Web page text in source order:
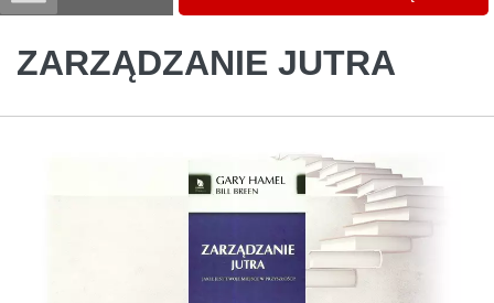
ZARZĄDZANIE JUTRA